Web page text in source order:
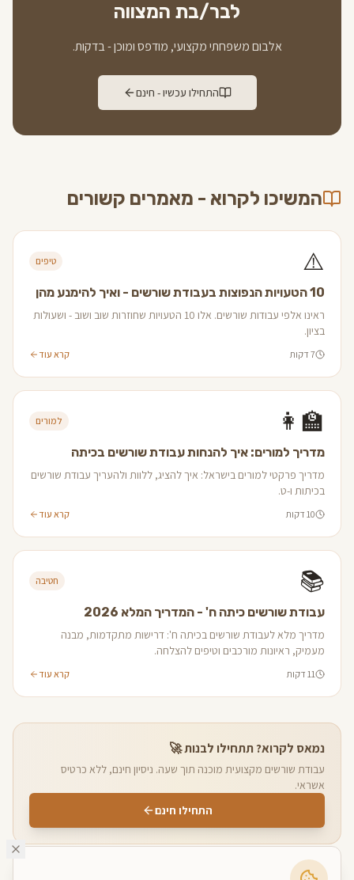
לבר/בת המצווה
אלבום משפחתי מקצועי, מודפס ומוכן - בדקות.
התחילו עכשיו - חינם
המשיכו לקרוא - מאמרים קשורים
⚠️ טיפים
10 הטעויות הנפוצות בעבודת שורשים - ואיך להימנע מהן
ראינו אלפי עבודות שורשים. אלו 10 הטעויות שחוזרות שוב ושוב - ושעולות
בציון.
7 דקות קרא עוד
👩‍🏫 למורים
מדריך למורים: איך להנחות עבודת שורשים בכיתה
מדריך פרקטי למורים בישראל: איך להציג, ללוות ולהעריך עבודת שורשים
בכיתות ו-ט.
10 דקות קרא עוד
📚 חטיבה
עבודת שורשים כיתה ח' - המדריך המלא 2026
מדריך מלא לעבודת שורשים בכיתה ח': דרישות מתקדמות, מבנה
מעמיק, ראיונות מורכבים וטיפים להצלחה.
11 דקות קרא עוד
נמאס לקרוא? תתחילו לבנות 🚀
עבודת שורשים מקצועית מוכנה תוך שעה. ניסיון חינם, ללא כרטיס
אשראי.
התחילו חינם